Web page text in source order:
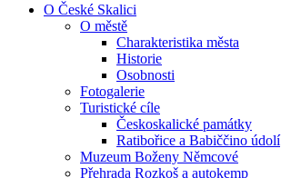
O České Skalici
O městě
Charakteristika města
Historie
Osobnosti
Fotogalerie
Turistické cíle
Českoskalické památky
Ratibořice a Babiččino údolí
Muzeum Boženy Němcové
Přehrada Rozkoš a autokemp